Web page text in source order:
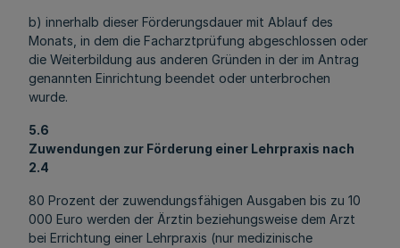
b) innerhalb dieser Förderungsdauer mit Ablauf des
Monats, in dem die Facharztprüfung abgeschlossen oder
die Weiterbildung aus anderen Gründen in der im Antrag
genannten Einrichtung beendet oder unterbrochen
wurde.
5.6
Zuwendungen zur Förderung einer Lehrpraxis nach
2.4
80 Prozent der zuwendungsfähigen Ausgaben bis zu 10
000 Euro werden der Ärztin beziehungsweise dem Arzt
bei Errichtung einer Lehrpraxis (nur medizinische